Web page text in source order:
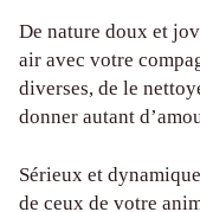
De nature doux et
air avec votre
diverses, de le
donner autant
Sérieux et
de ceux de votre